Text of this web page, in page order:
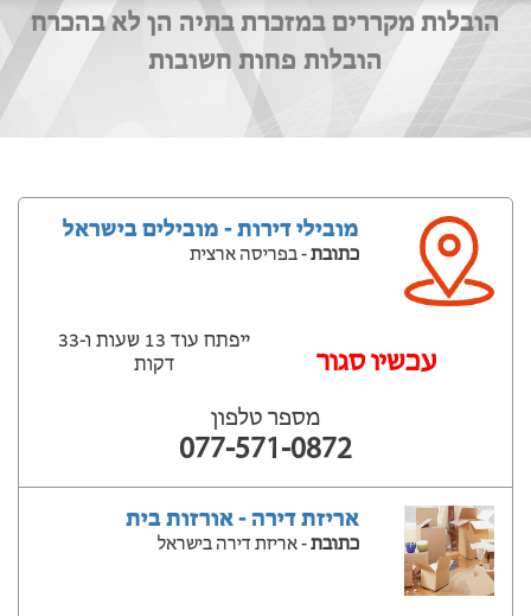
הובלות מקררים במזכרת בתיה הן לא בהכרח
הובלות פחות חשובות
מובילי דירות - מובילים בישראל
כתובת- בפריסה ארצית
עכשיו סגור
ייפתח עוד 13 שעות ‫ו-33
דקות
מספר טלפון
077-571-0872
אריזת דירה - אורזות בית
כתובת- אריזת דירה בישראל